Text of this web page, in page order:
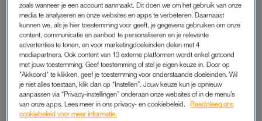
VAN DER PLAS BAALT VAN 'DE SLIMSTE
MENS' (ÉN VAN MAARTEN VAN ROSSEM): 'ZÓ
FLAUW!'
OH, OH DEN HAAG
Caroline van der Plas over te
laat komen voor gesprek
met informateur: ‘Storm in
glas water’
FOUTJE BEDANKT
Caroline van der Plas zet
fout recht en Tim Hofman
reageert verrast
zoals wanneer je een account aanmaakt. Dit doen we om het gebruik van onze
media te analyseren en onze websites en apps te verbeteren. Daarnaast
kunnen we, als je hier toestemming voor geeft, je gegevens gebruiken om onze
content, communicatie en aanbod te personaliseren en je relevante
advertenties te tonen, en voor marketingdoeleinden delen met 4
mediapartners. Ook content van 13 externe platformen wordt enkel getoond
met jouw toestemming. Geef toestemming of stel je eigen keuze in. Door op
"Akkoord" te klikken, geef je toestemming voor onderstaande doeleinden. Wil
je niet alles toestaan, klik dan op “Instellen”. Jouw keuze kun je opnieuw
aanpassen via “Privacy-instellingen” onderaan onze websites of in de menu’s
van onze apps. Lees meer in ons privacy- en cookiebeleid.
Raadpleeg ons
cookiebeleid voor meer informatie.